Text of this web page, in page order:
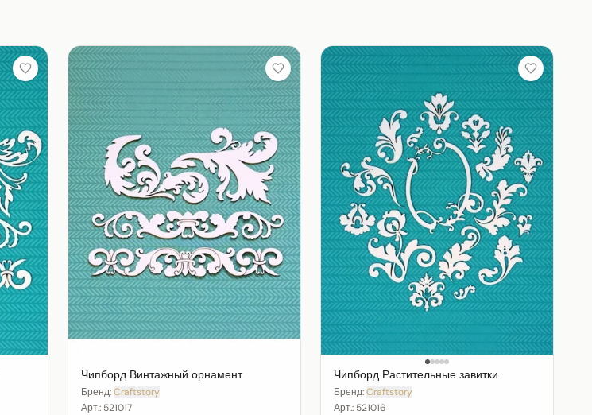
Чипборд Винтажный орнамент
Бренд:Craftstory
Арт.: 521017
Чипборд Растительные завитки
Бренд:Craftstory
Арт.: 521016